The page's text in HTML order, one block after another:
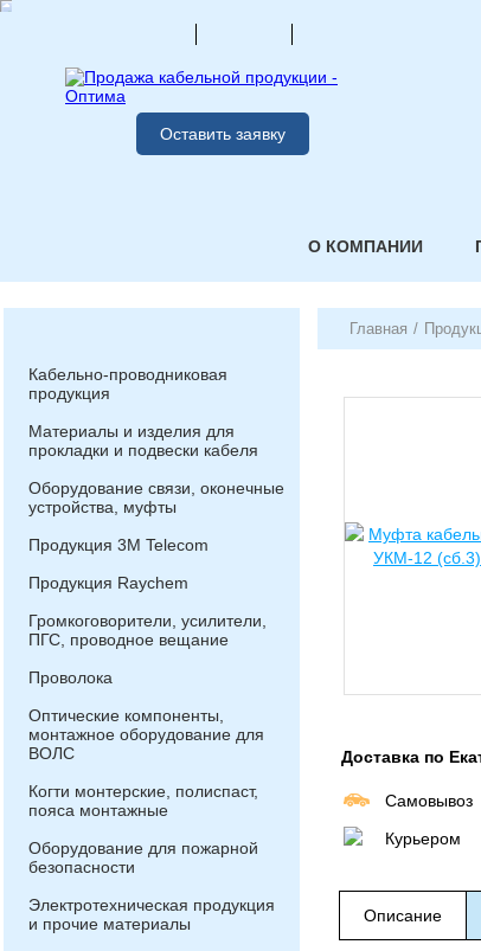
Оставить заявку
О КОМПАНИИ
Кабельно-проводниковая
продукция
Материалы и изделия для
прокладки и подвески кабеля
Оборудование связи, оконечные
устройства, муфты
Продукция 3М Telecom
Продукция Raychem
Громкоговорители, усилители,
ПГС, проводное вещание
Проволока
Оптические компоненты,
монтажное оборудование для
ВОЛС
Когти монтерские, полиспаст,
пояса монтажные
Оборудование для пожарной
безопасности
Электротехническая продукция
и прочие материалы
Главная /
Доставка по
Самовывоз
Курьером
Описание